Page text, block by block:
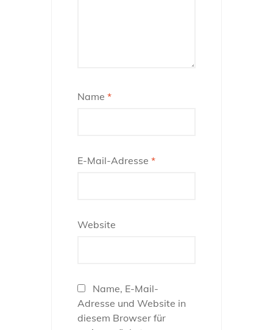
Name *
E-Mail-Adresse *
Website
Name, E-Mail-
Adresse und Website in
diesem Browser für